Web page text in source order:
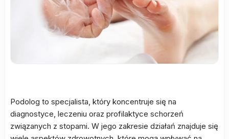
Podolog to specjalista, który koncentruje się na
diagnostyce, leczeniu oraz profilaktyce schorzeń
związanych z stopami. W jego zakresie działań znajduje się